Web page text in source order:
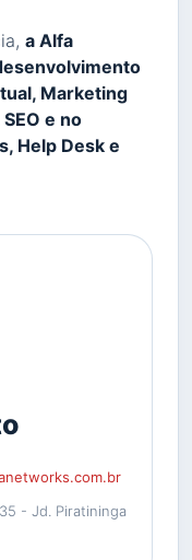
a Alfa
Marketing
e no
Help Desk e
- Jd. Piratininga